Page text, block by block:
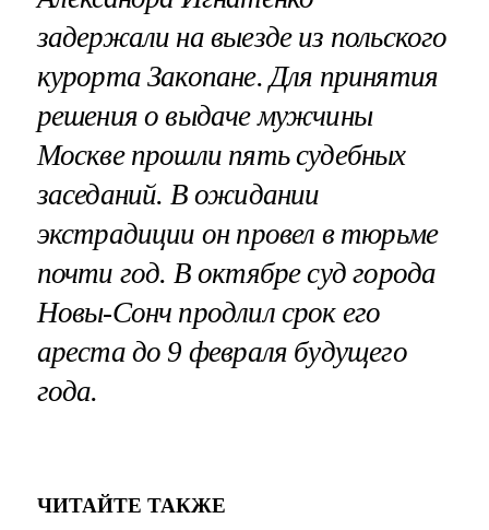
задержали на выезде из польского
курорта Закопане. Для принятия
решения о выдаче мужчины
Москве прошли пять судебных
заседаний. В ожидании
экстрадиции он провел в тюрьме
почти год. В октябре суд города
Новы-Сонч продлил срок его
ареста до 9 февраля будущего
года.
ЧИТАЙТЕ ТАКЖЕ